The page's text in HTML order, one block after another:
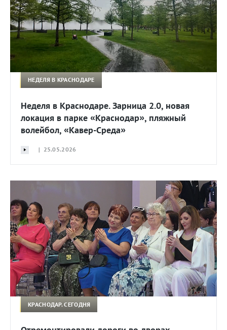
НЕДЕЛЯ В КРАСНОДАРЕ
Неделя в Краснодаре. Зарница 2.0, новая
локация в парке «Краснодар», пляжный
волейбол, «Кавер-Среда»
| 25.05.2026
КРАСНОДАР. СЕГОДНЯ